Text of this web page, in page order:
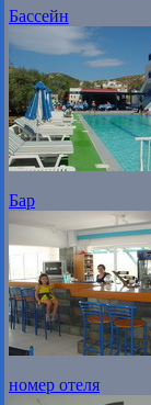
Бассейн
Бар
номер отеля